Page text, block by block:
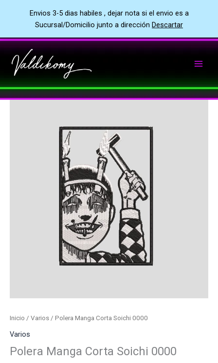
Envios 3-5 dias habiles , dejar nota si el envio es a
Sucursal/Domicilio junto a dirección Descartar
al
contenido
Inicio / Varios / Polera Manga Corta Soichi 0000
Varios
Polera Manga Corta Soichi 0000